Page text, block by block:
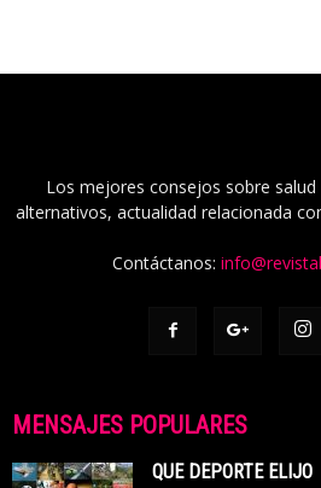
Los mejores consejos sobre
alternativos, actualidad relacionada
Contáctanos:
MENSAJES POPULARES
QUE DEPORTE ELIJO